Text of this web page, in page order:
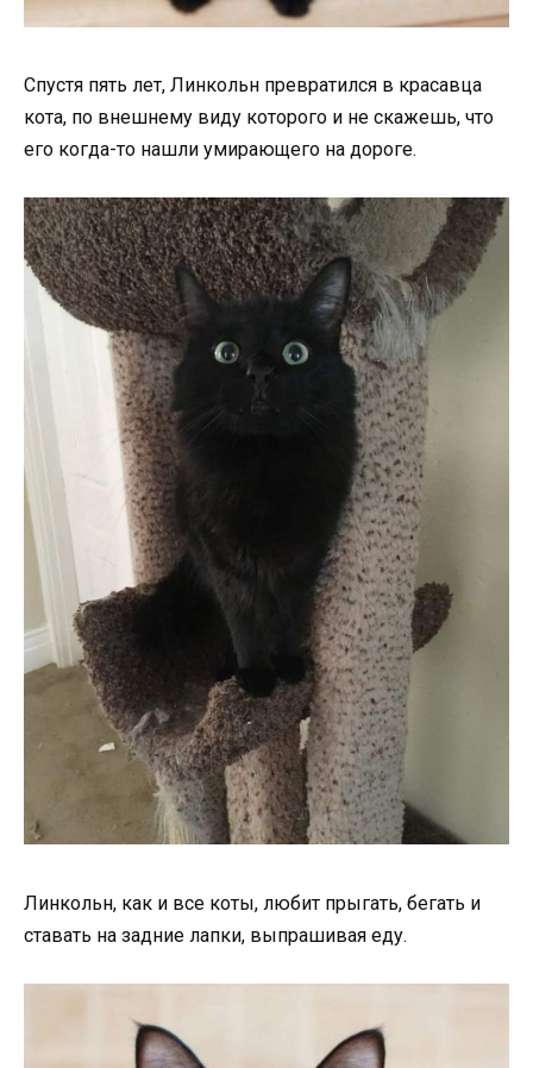
Спустя пять лет, Линкольн превратился в красавца
кота, по внешнему виду которого и не скажешь, что
его когда-то нашли умирающего на дороге.
Линкольн, как и все коты, любит прыгать, бегать и
ставать на задние лапки, выпрашивая еду.